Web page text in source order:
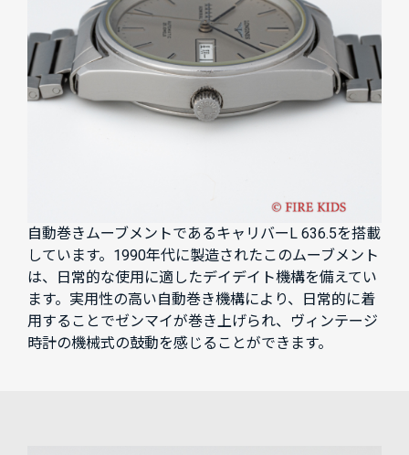
自動巻きムーブメントであるキャリバーL 636.5を搭載
しています。1990年代に製造されたこのムーブメント
は、日常的な使用に適したデイデイト機構を備えてい
ます。実用性の高い自動巻き機構により、日常的に着
用することでゼンマイが巻き上げられ、ヴィンテージ
時計の機械式の鼓動を感じることができます。